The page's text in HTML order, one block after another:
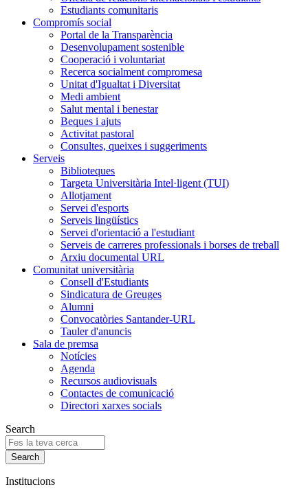
Estudiants comunitaris
Compromís social
Portal de la Transparència
Desenvolupament sostenible
Cooperació i voluntariat
Recerca socialment compromesa
Unitat d'Igualtat i Diversitat
Medi ambient
Salut mental i benestar
Beques i ajuts
Activitat pastoral
Consultes, queixes i suggeriments
Serveis
Biblioteques
Targeta Universitària Intel·ligent (TUI)
Allotjament
Servei d'esports
Serveis lingüístics
Servei d'orientació a l'estudiant
Serveis de carreres professionals i borses de treball
Arxiu documental URL
Comunitat universitària
Consell d'Estudiants
Sindicatura de Greuges
Alumni
Convocatòries Santander-URL
Tauler d'anuncis
Sala de premsa
Notícies
Agenda
Recursos audiovisuals
Contactes de comunicació
Directori xarxes socials
Search
Institucions